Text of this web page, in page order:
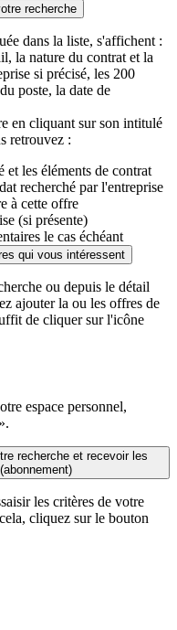
recherche
dans la liste, s'affichent :
la nature du contrat et la
si précisé, les 200
poste, la date de
en cliquant sur son intitulé
retrouvez :
et les éléments de contrat
recherché par l'entreprise
à cette offre
(si présente)
le cas échéant
qui vous intéressent
ou depuis le détail
ajouter la ou les offres de
de cliquer sur l'icône
espace personnel,
recherche et recevoir les
les critères de votre
cliquez sur le bouton